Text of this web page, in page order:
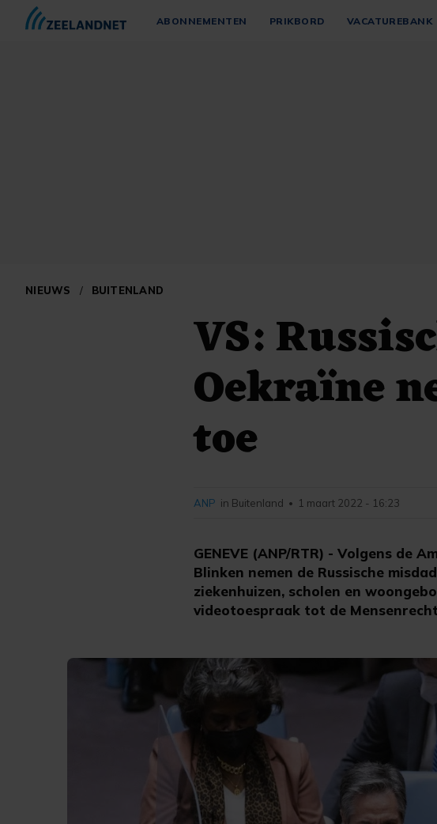
ABONNEMENTEN PRIKBORD VACATUREBANK
NIEUWS / BUITENLAND
VS:
Oekraïne
toe
GENEVE (ANP/RTR) - Volgens de
Blinken nemen de Russische
ziekenhuizen, scholen en
videotoespraak tot de
ANP in Buitenland • 1 maart 2022 - 16:23